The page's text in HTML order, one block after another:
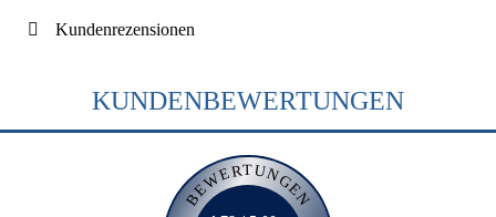
Kundenrezensionen
KUNDENBEWERTUNGEN
BEWERTUNGEN